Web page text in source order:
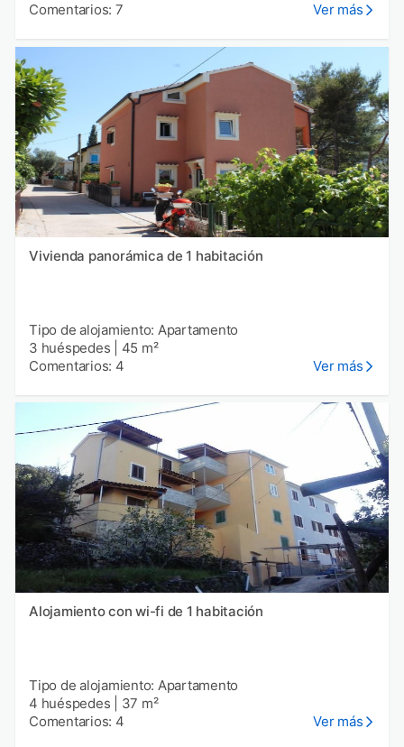
Comentarios: 7 Ver más
Vivienda panorámica de 1 habitación
Tipo de alojamiento: Apartamento
3 huéspedes
45 m²
Comentarios: 4
Ver más
Alojamiento con wi-fi de 1 habitación
Tipo de alojamiento: Apartamento
4 huéspedes
37 m²
Comentarios: 4
Ver más